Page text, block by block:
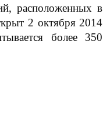
расположенных в
2 октября 2014
более 350